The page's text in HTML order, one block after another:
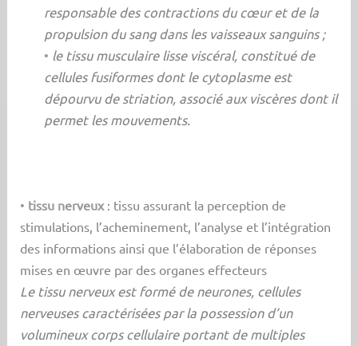
responsable des contractions du cœur et de la
propulsion du sang dans les vaisseaux sanguins ;
• le tissu musculaire lisse viscéral, constitué de
cellules fusiformes dont le cytoplasme est
dépourvu de striation, associé aux viscères dont il
permet les mouvements.
• tissu nerveux: tissu assurant la perception de
stimulations, l’acheminement, l’analyse et l’intégration
des informations ainsi que l’élaboration de réponses
mises en œuvre par des organes effecteurs
Le tissu nerveux est formé de neurones, cellules
nerveuses caractérisées par la possession d’un
volumineux corps cellulaire portant de multiples